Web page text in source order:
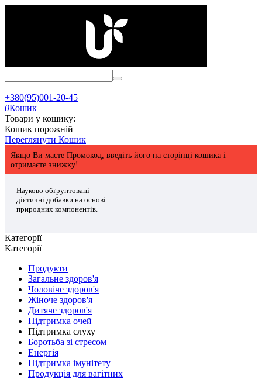
+380(95)001-20-45
0Кошик
Товари у кошику:
Кошик порожній
Переглянути Кошик
Якщо Ви маєте Промокод, введіть його на сторінці кошика і
отримаєте знижку!
Науково обґрунтовані
дієтичні добавки на основі
природних компонентів.
Категорії
Категорії
Продукти
Загальне здоров'я
Чоловіче здоров'я
Жіноче здоров'я
Дитяче здоров'я
Підтримка очей
Підтримка слуху
Боротьба зі стресом
Енергія
Підтримка імунітету
Продукція для вагітних